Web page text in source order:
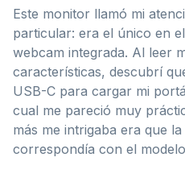
Este monitor llamó mi
particular: era el único en
webcam integrada. Al leer
características, descubrí
USB-C para cargar mi
cual me pareció muy
más me intrigaba era que
correspondía con el